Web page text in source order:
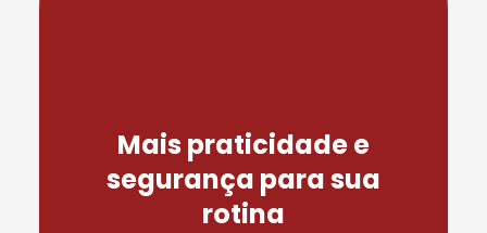
Mais praticidade e
segurança para sua
rotina